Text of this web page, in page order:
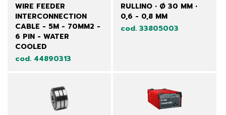
WIRE FEEDER
INTERCONNECTION
CABLE - 5M - 70MM2 -
6 PIN - WATER
COOLED
cod. 44890313
RULLINO • Ø 30 MM •
0,6 - 0,8 MM
cod. 33805003